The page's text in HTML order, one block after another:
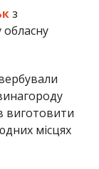
з
обласну
виготовити
місцях